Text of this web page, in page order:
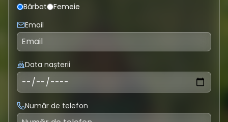
Bărbat
Femeie
Email
Data nașterii
Număr de telefon